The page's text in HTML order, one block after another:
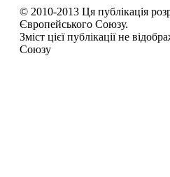
© 2010-2013 Ця публікація
Європейського Союзу.
Зміст цієї публікації не
Союзу